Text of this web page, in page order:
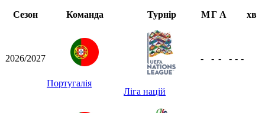
Сезон
Команда Турнір МГ А хв
2026/2027
Португалія
Ліга націй
- - - - - -